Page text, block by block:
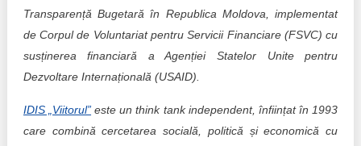
Transparență Bugetară în Republica Moldova, implementat
de Corpul de Voluntariat pentru Servicii Financiare (FSVC) cu
susținerea financiară a Agenției Statelor Unite pentru
Dezvoltare Internațională (USAID).
IDIS „Viitorul” este un think tank independent, înființat în 1993
care combină cercetarea socială, politică și economică cu